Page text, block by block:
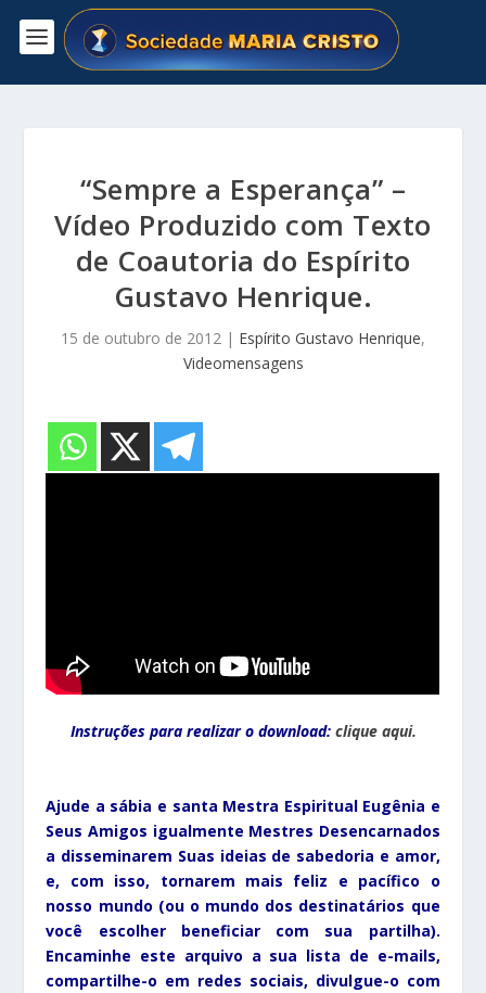
“Sempre a Esperança” –
Vídeo Produzido com Texto
de Coautoria do Espírito
Gustavo Henrique.
15 de outubro de 2012 | Espírito Gustavo Henrique,
Videomensagens
Instruções para realizar o download: clique aqui.
Ajude a sábia e santa Mestra Espiritual Eugênia e
Seus Amigos igualmente Mestres Desencarnados
a disseminarem Suas ideias de sabedoria e amor,
e, com isso, tornarem mais feliz e pacífico o
nosso mundo (ou o mundo dos destinatários que
você escolher beneficiar com sua partilha).
Encaminhe este arquivo a sua lista de e-mails,
compartilhe-o em redes sociais, divulgue-o com